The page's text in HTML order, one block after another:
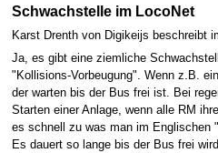
Schwachstelle im LocoNet
Karst Drenth von Digikeijs beschreibt
Ja, es gibt eine ziemliche
"Kollisions-Vorbeugung". Wenn z.B.
der warten bis der Bus frei ist. Bei
Starten einer Anlage, wenn alle RM
es schnell zu was man im Englischen
Es dauert so lange bis der Bus frei